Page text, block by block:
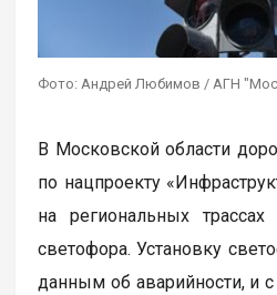
Фото: Андрей Любимов / АГН
В Московской области
по нацпроекту
на региональных
светофора. Установку
данным об аварийности, и